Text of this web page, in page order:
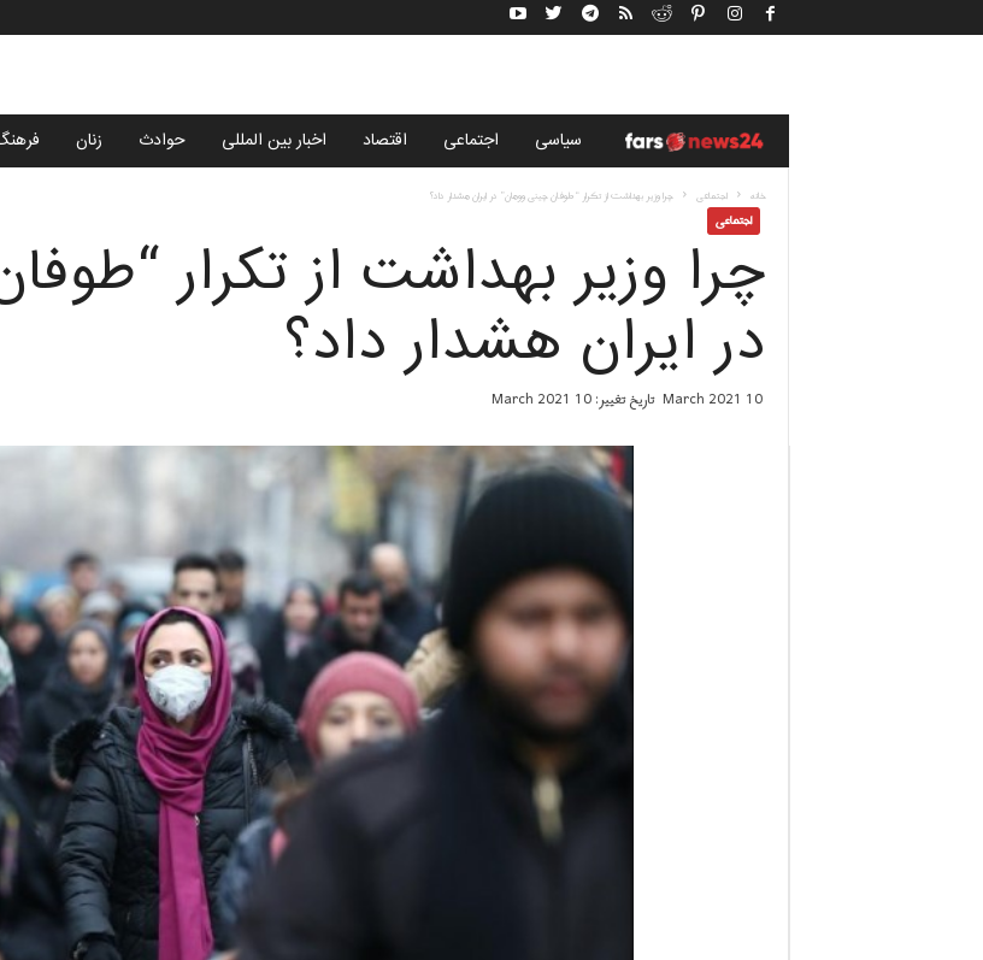
ب
گ
ز
ا
ر
ا
ر
س
سياسى اجتماعی اقتصاد اخبار بین المللی حوادث زنان
خانه اجتماعی چرا وزیر بهداشت از تکرار “طوفان چینی ووهان” در ایران هشدار داد؟
اجتماعی
چرا وزیر بهداشت از تکرار
در ایران هشدار داد؟
10 March 2021 تاریخ تغییر: 10 March 2021